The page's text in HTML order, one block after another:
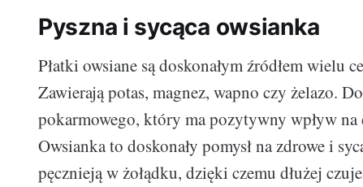
Pyszna i sycąca owsianka
Płatki owsiane są doskonałym źródłem wielu
Zawierają potas, magnez, wapno czy żelazo.
pokarmowego, który ma pozytywny wpływ na
Owsianka to doskonały pomysł na zdrowe i
pęcznieją w żołądku, dzięki czemu dłużej